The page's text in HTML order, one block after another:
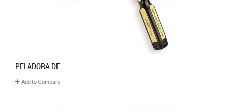
PELADORA DE...
Add to Compare